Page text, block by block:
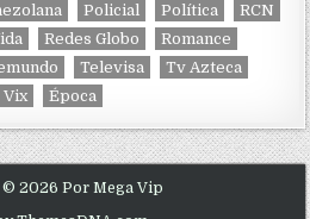
Policial Política
RCN
Redes Globo
Romance
Televisa
Tv Azteca
Vix Época
2026 Por Mega Vip